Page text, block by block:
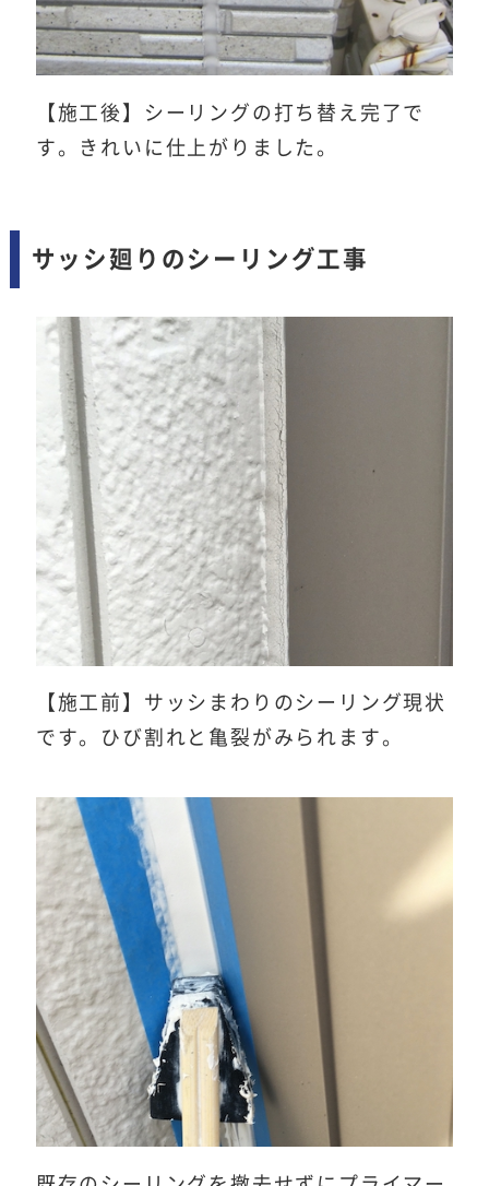
【施工後】シーリングの打ち替え完了で
す。きれいに仕上がりました。
サッシ廻りのシーリング工事
【施工前】サッシまわりのシーリング現状
です。ひび割れと亀裂がみられます。